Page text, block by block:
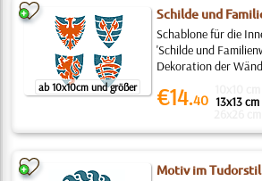
ab 10x10cm und größer
Schilde und
Schablone für die
'Schilde und
Dekoration der
€14.40 13x13 cm
Motiv im Tudorstil